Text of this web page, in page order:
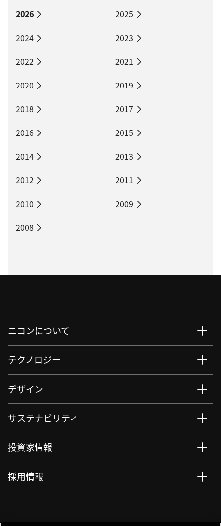
2026
2025
2024
2023
2022
2021
2020
2019
2018
2017
2016
2015
2014
2013
2012
2011
2010
2009
2008
ニコンについて
テクノロジー
デザイン
サステナビリティ
投資家情報
採用情報